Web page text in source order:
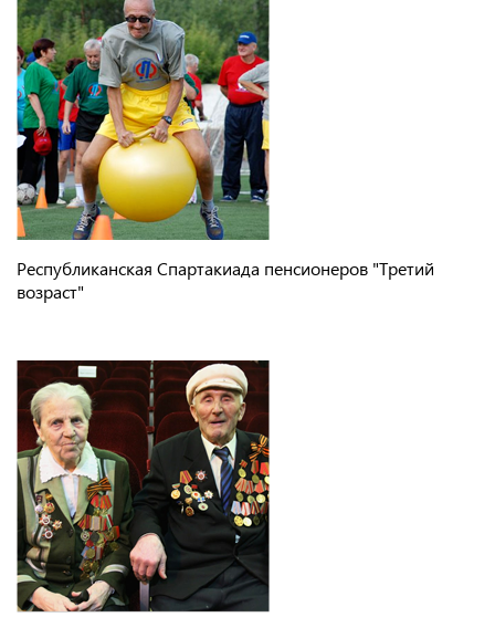
Республиканская Спартакиада пенсионеров "Третий
возраст"